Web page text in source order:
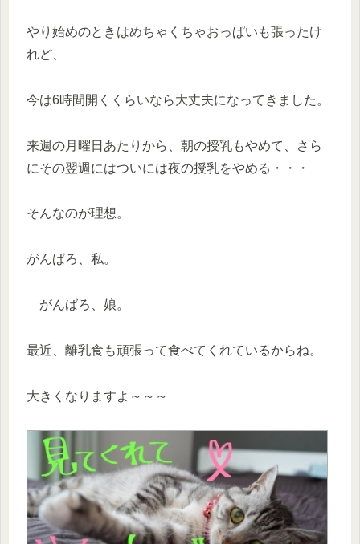
やり始めのときはめちゃくちゃおっぱいも張ったけ
れど、
今は6時間開くくらいなら大丈夫になってきました。
来週の月曜日あたりから、朝の授乳もやめて、さら
にその翌週にはついには夜の授乳をやめる・・・
そんなのが理想。
がんばろ、私。
がんばろ、娘。
最近、離乳食も頑張って食べてくれているからね。
大きくなりますよ～～～